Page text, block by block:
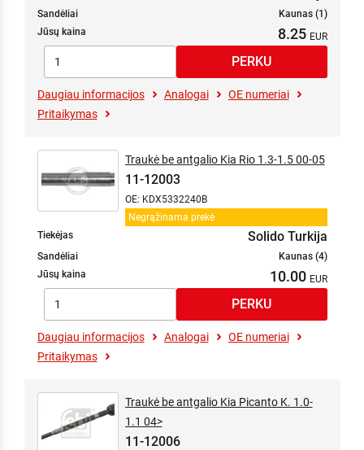
Sandėliai
Kaunas (1)
Jūsų kaina
8.25
Daugiau informacijos Analogai
OE numeriai
Pritaikymas
Negrąžinama prekė
Traukė be antgalio Kia Rio 1.3-1.5 00-05
11-12003
OE: KDX5332240B
Tiekėjas Solido Turkija
Sandėliai
Kaunas (4)
Jūsų kaina
10.00
Daugiau informacijos Analogai
OE numeriai
Pritaikymas
Traukė be antgalio Kia Picanto K. 1.0-
1.1 04>
11-12006